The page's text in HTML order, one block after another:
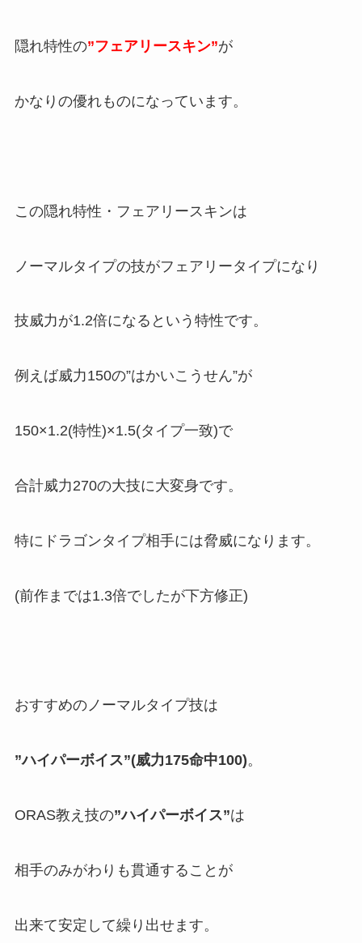
隠れ特性の”フェアリースキン”が
かなりの優れものになっています。
この隠れ特性・フェアリースキンは
ノーマルタイプの技がフェアリータイプになり
技威力が1.2倍になるという特性です。
例えば威力150の”はかいこうせん”が
150×1.2(特性)×1.5(タイプ一致)で
合計威力270の大技に大変身です。
特にドラゴンタイプ相手には脅威になります。
(前作までは1.3倍でしたが下方修正)
おすすめのノーマルタイプ技は
”ハイパーボイス”(威力175命中100)。
ORAS教え技の”ハイパーボイス”は
相手のみがわりも貫通することが
出来て安定して繰り出せます。